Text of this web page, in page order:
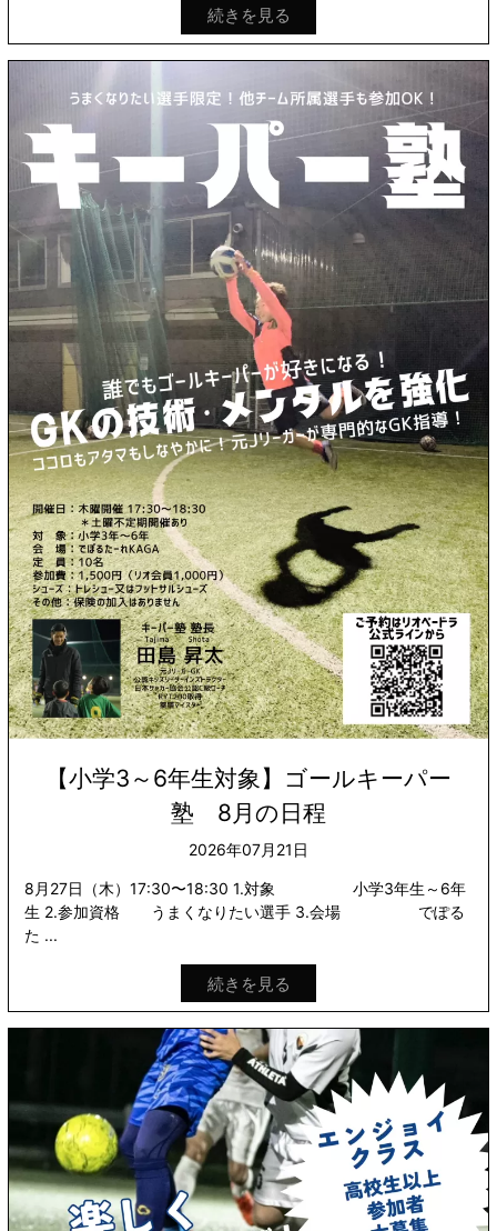
続きを見る
【小学3～6年生対象】ゴールキーパー
塾 8月の日程
2026年07月21日
8月27日（木）17:30〜18:30 1.対象 小学3年生～6年
生 2.参加資格 うまくなりたい選手 3.会場 でぽる
た ...
続きを見る